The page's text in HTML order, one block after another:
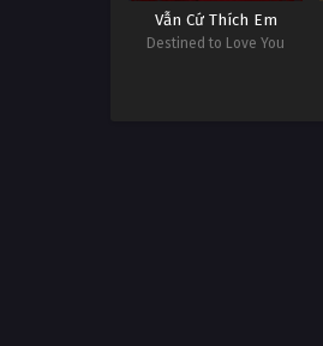
Vẫn Cứ Thích Em
Destined to Love You